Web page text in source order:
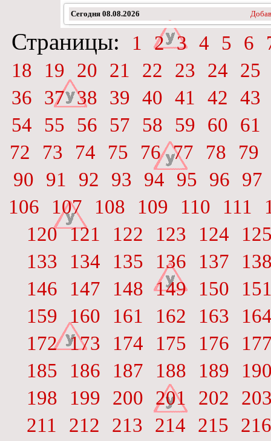
Сегодня 08.08.2026
Страницы: 1 2 3 4 5 6
18
19 20 21 22 23 24
25
36
37 38 39 40 41 42
43
54
55 56 57 58 59 60
61
72
73 74 75 76 77 78
79
90
91 92 93 94 95 96
97
106
107 108 109 110 111
120 121 122 123 124
133
134 135 136 137
146
147 148 149 150
159
160 161 162 163
172 173 174 175 176
185
186 187 188 189
198
199 200 201 202
211
212 213 214 215
216